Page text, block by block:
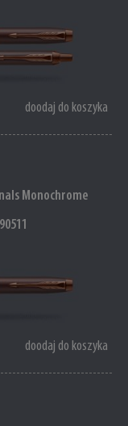
doodaj do koszyka
Monochrome
doodaj do koszyka